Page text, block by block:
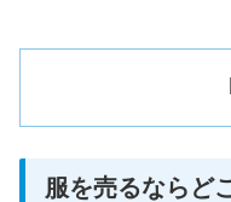
服を売るならど